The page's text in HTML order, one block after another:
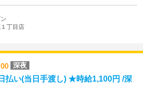
丁目店
深夜
払い(当日手渡し) ★時給1,100円 /深